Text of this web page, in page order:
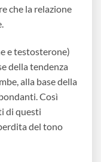
che la relazione
e testosterone)
della tendenza
alla base della
Così
di questi
del tono